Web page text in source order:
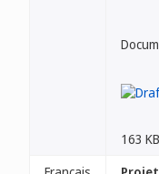
163 KB